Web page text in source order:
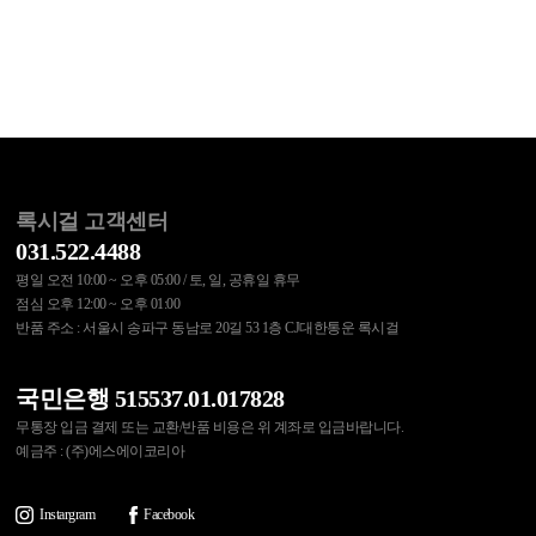
록시걸 고객센터
031.522.4488
평일 오전 10:00 ~ 오후 05:00 / 토, 일, 공휴일 휴무
점심 오후 12:00 ~ 오후 01:00
반품 주소 : 서울시 송파구 동남로 20길 53 1층 CJ대한통운 록시걸
국민은행 515537.01.017828
무통장 입금 결제 또는 교환/반품 비용은 위 계좌로 입금바랍니다.
예금주 : (주)에스에이코리아
Instargram Facebook